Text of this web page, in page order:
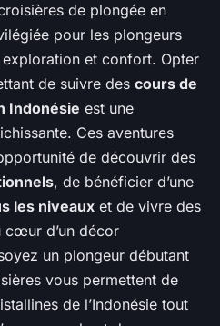
de plongée en
pour les plongeurs
et confort. Opter
de suivre des cours de
Indonésie est une
Ces aventures
de découvrir des
, de bénéficier d’une
les niveaux et de vivre des
cœur d’un décor
un plongeur débutant
vous permettent de
de l’Indonésie tout